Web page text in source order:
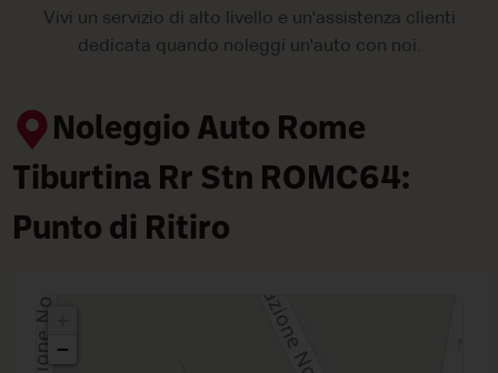
Vivi un servizio di alto livello e un'assistenza clienti
dedicata quando noleggi un'auto con noi.
Noleggio Auto Rome
Tiburtina Rr Stn ROMC64:
Punto di Ritiro
−